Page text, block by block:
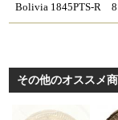
Bolivia 1845PTS-R 8
その他のオススメ